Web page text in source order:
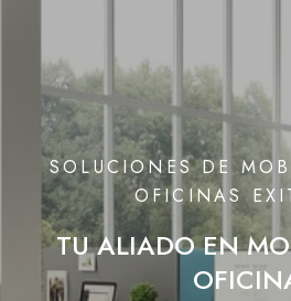
SOLUCIONES DE
OFICINAS
TU ALIADO EN